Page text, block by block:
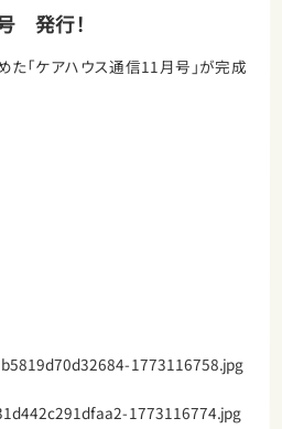
発行！
「ケアハウス通信11月号」が完成